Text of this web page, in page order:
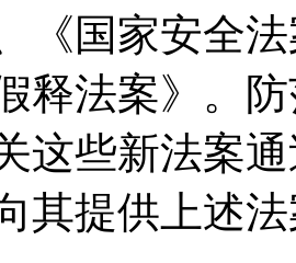
《国家安全
释法案》。
这些新法案
其提供上述